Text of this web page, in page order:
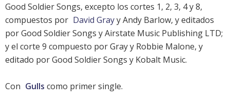
Good Soldier Songs, excepto los cortes 1, 2, 3, 4 y 8,
compuestos por David Grayy Andy Barlow, y editados
por Good Soldier Songs y Airstate Music Publishing LTD;
y el corte 9 compuesto por Gray y Robbie Malone, y
editado por Good Soldier Songs y Kobalt Music.
Con Gulls como primer single.